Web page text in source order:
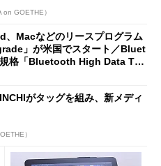
GOETHE）
、Macなどのリースプログラム
」が米国でスタート／Bluet
格「Bluetooth High Data Thr
がタッグを組み、新メディ
）